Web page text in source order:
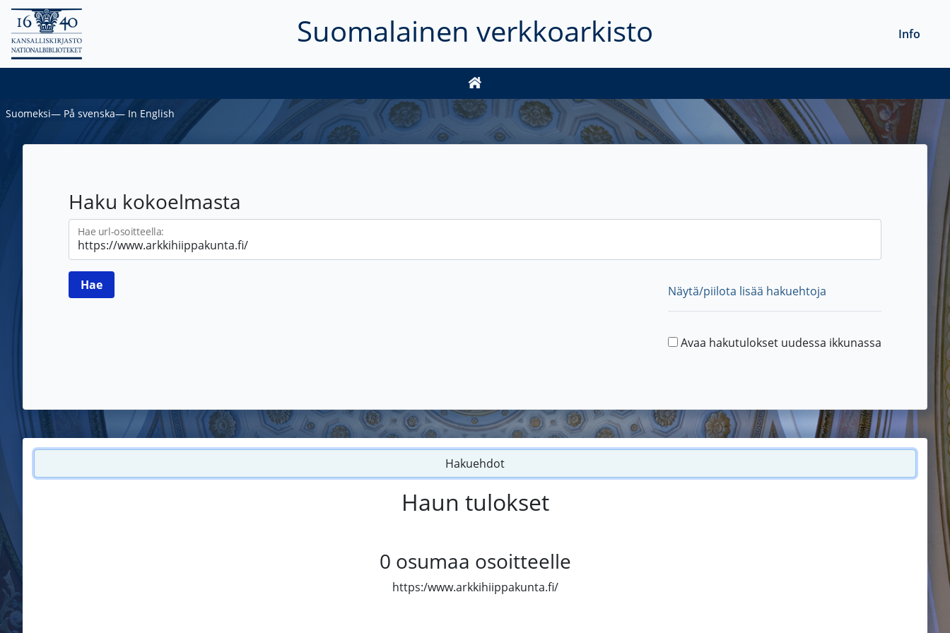
Suomalainen verkkoarkisto Info
Suomeksi― På svenska― In English
Haku kokoelmasta
Hae url-osoitteella:
Näytä/piilota lisää hakuehtoja
Avaa hakutulokset uudessa ikkunassa
Hakuehdot
Haun tulokset
0 osumaa osoitteelle
https:/www.arkkihiippakunta.fi/